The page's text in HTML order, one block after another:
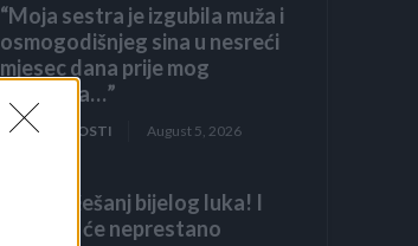
“Moja sestra je izgubila muža i
osmogodišnjeg sina u nesreći
mjesec dana prije mog
vjenčanja…”
ZANIMLJIVOSTI August 5, 2026
Samo 1 češanj bijelog luka! I
orhideja će neprestano